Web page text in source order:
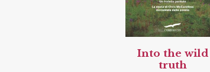
Into the wild
truth